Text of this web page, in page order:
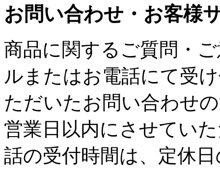
お問い合わせ・お客様
商品に関するご質問・
ルまたはお電話にて受
ただいたお問い合わせ
営業日以内にさせてい
話の受付時間は、定休